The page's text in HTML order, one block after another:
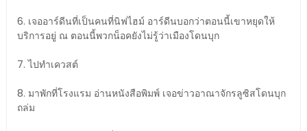
6. เจออาร์ดีนที่เป็นคนที่นิฟไฮม์ อาร์ดีนบอกว่าตอนนี้เขาหยุดให้
บริการอยู่ ณ ตอนนี้พวกน็อคยังไม่รู้ว่าเมืองโดนบุก
7. ไปทำเควสต์
8. มาพักที่โรงแรม อ่านหนังสือพิมพ์ เจอข่าวอาณาจักรลูซิสโดนบุก
ถล่ม